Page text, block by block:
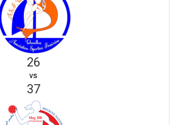
26
vs
37